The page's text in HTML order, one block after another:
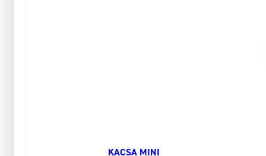
KACSA MINI